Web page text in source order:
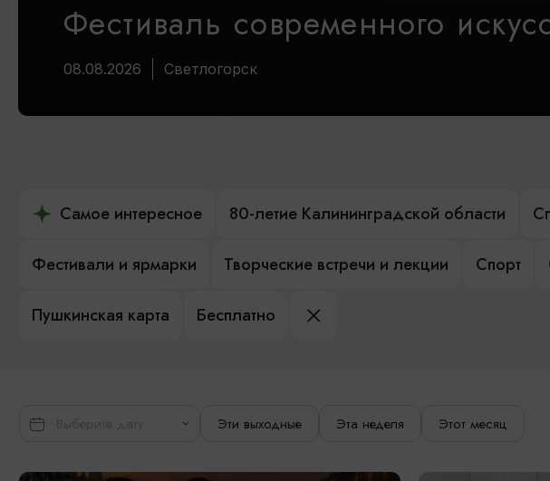
Фестиваль современного
08.08.2026 Светлогорск
Самое интересное 80-летие Калининградской области
Фестивали и ярмарки Творческие встречи и лекции Спорт
Пушкинская карта Бесплатно
Эти выходные Эта неделя Этот месяц